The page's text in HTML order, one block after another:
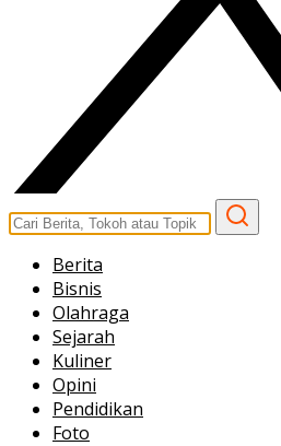
Berita
Bisnis
Olahraga
Sejarah
Kuliner
Opini
Pendidikan
Foto